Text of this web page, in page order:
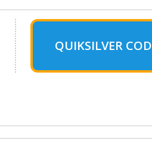
QUIKSILVER